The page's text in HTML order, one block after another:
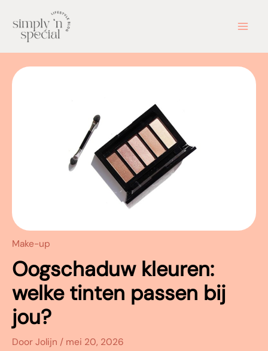
naar
inhoud
Make-up
Oogschaduw kleuren:
welke tinten passen bij
jou?
Door Jolijn / mei 20, 2026